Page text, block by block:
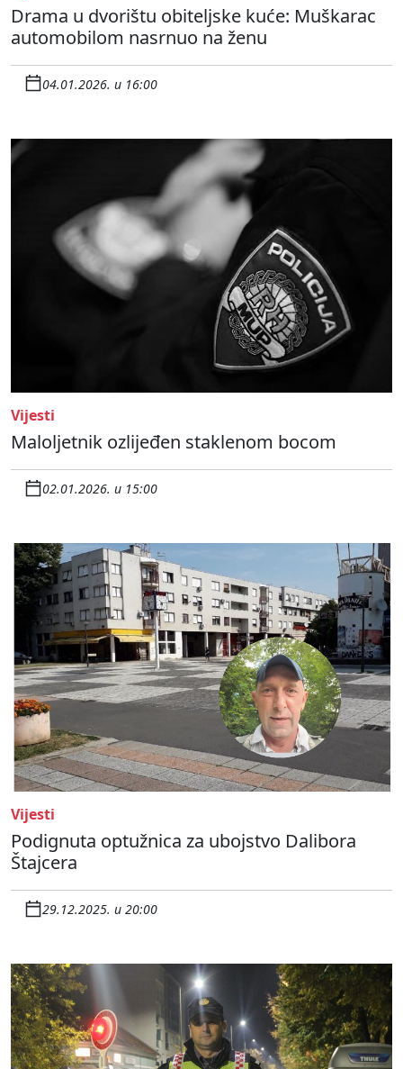
Drama u dvorištu obiteljske kuće: Muškarac
automobilom nasrnuo na ženu
04.01.2026. u 16:00
Vijesti
Maloljetnik ozlijeđen staklenom bocom
02.01.2026. u 15:00
Vijesti
Podignuta optužnica za ubojstvo Dalibora
Štajcera
29.12.2025. u 20:00